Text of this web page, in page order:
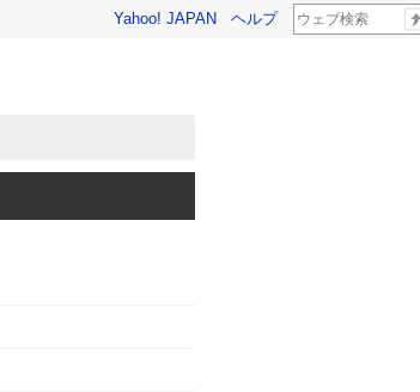
Yahoo! JAPAN ヘルプ